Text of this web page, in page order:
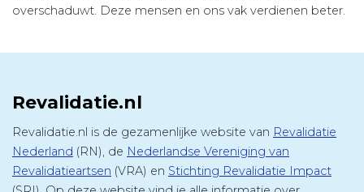
overschaduwt. Deze mensen en ons vak verdienen beter.
Revalidatie.nl
Revalidatie.nl is de gezamenlijke website van Revalidatie
Nederland (RN), de Nederlandse Vereniging van
Revalidatieartsen (VRA) en Stichting Revalidatie Impact